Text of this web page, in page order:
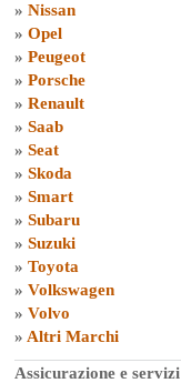
» Nissan
» Opel
» Peugeot
» Porsche
» Renault
» Saab
» Seat
» Skoda
» Smart
» Subaru
» Suzuki
» Toyota
» Volkswagen
» Volvo
» Altri Marchi
Assicurazione e servizi